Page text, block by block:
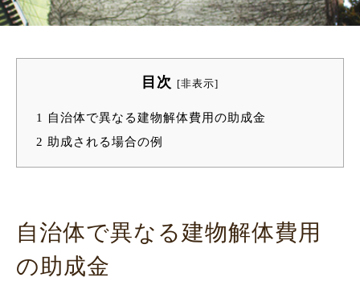
目次 [非表示]
1
自治体で異なる建物解体費用の助成金
2 助成される場合の例
自治体で異なる建物解体費用
の助成金